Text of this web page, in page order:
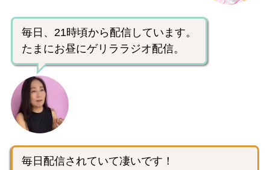
毎日、21時頃から配信しています。
たまにお昼にゲリララジオ配信。
毎日配信されていて凄いです！